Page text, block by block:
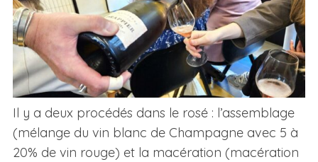
Il y a deux procédés dans le rosé : l’assemblage
(mélange du vin blanc de Champagne avec 5 à
20% de vin rouge) et la macération (macération